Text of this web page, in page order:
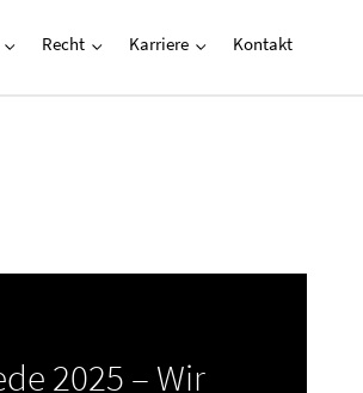
Recht Karriere Kontakt
2025 – Wir